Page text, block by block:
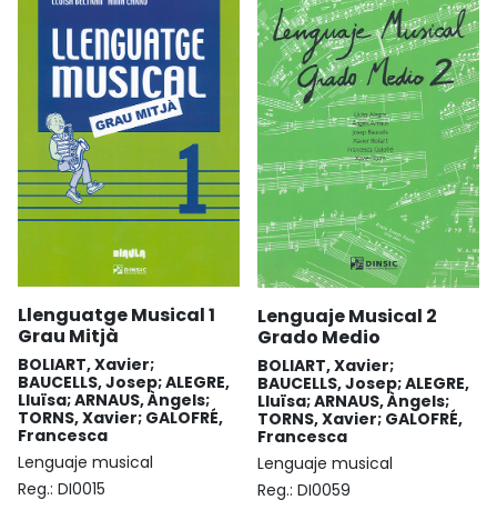
Llenguatge Musical 1
Grau Mitjà
BOLIART, Xavier;
BAUCELLS, Josep; ALEGRE,
Lluïsa; ARNAUS, Àngels;
TORNS, Xavier; GALOFRÉ,
Francesca
Lenguaje musical
Reg.: DI0015
Lenguaje Musical 2
Grado Medio
BOLIART, Xavier;
BAUCELLS, Josep; ALEGRE,
Lluïsa; ARNAUS, Àngels;
TORNS, Xavier; GALOFRÉ,
Francesca
Lenguaje musical
Reg.: DI0059